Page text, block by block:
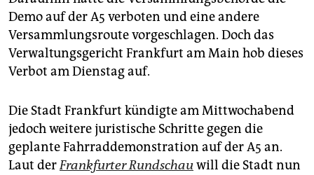
Demo auf der A5 verboten und eine andere
Versammlungsroute vorgeschlagen. Doch das
Verwaltungsgericht Frankfurt am Main hob dieses
Verbot am Dienstag auf.
Die Stadt Frankfurt kündigte am Mittwochabend
jedoch weitere juristische Schritte gegen die
geplante Fahrraddemonstration auf der A5 an.
Laut derFrankfurter Rundschauwill die Stadt nun